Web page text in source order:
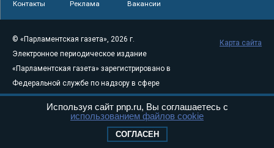
Контакты Реклама Вакансии
© «Парламентская газета», 2026 г.
Электронное периодическое издание
«Парламентская газета» зарегистрировано в
Федеральной службе по надзору в сфере
связи, информационных технологий и
массовых коммуникаций (Роскомнадзор) 05
Свидетельство о регистрации Эл № ФС77-
Карта сайта
Используя сайт pnp.ru, Вы соглашаетесь с
использованием файлов cookie
СОГЛАСЕН